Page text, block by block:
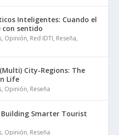
Inteligentes: Cuando el
con sentido
, Opinión, Red IDTI, Reseña,
City-Regions: The
Life
, Opinión, Reseña
Building Smarter Tourist
, Opinión, Reseña